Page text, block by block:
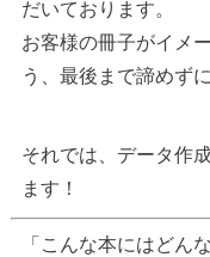
だいております。
お客様の冊子がイメ
う、最後まで諦めず
それでは、データ作
ます！
「こんな本にはどん